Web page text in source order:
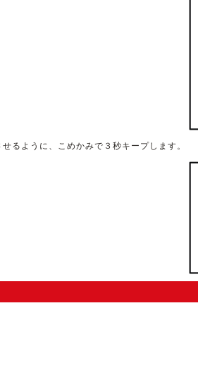
るように、こめかみで３秒キープします。